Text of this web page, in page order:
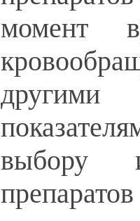
момент
выбору